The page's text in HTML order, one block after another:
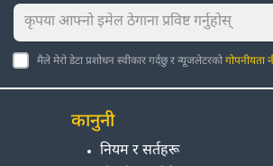
मैले मेरो डेटा प्रशोधन स्वीकार गर्दछु र न्यूजलेटरकोगोपनीयता
कानुनी
नियम र सर्तहरू